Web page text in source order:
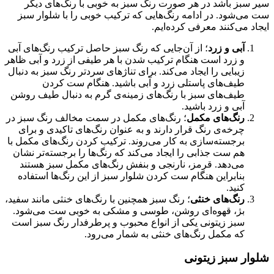
سیر سبز باشد در هر صورت رنگ سبز به خوبی با رنگ‌های دیگر
ست می‌شود. در ادامه رنگ‌هایی که ترکیب خوبی را با شلوار سبز
ایجاد می‌کنند معرفی کرده‌ایم.
آبی و زرد؛ از آن‌جایی که رنگ سبز حاصل ترکیب رنگ‌های آبی
و زرد است هنگام ترکیب شدن با هر طیفی از زرد و آبی ظاهر
زیبایی را ایجاد می‌کند. برای تناژهای سردتر رنگ سبز به دنبال
طیف‌های پاستلی زرد و آبی باشید. هنگام ست کردن
طیف‌های سبز با رنگ‌های زمینه‌ی گرم به دنبال طیف روشن
آبی و زرد باشید.
رنگ‌های مکمل؛ رنگ‌های مکمل در سمت مخالف رنگ سبز در
چرخه‌ی رنگ قرار دارند و به عنوان رنگ‌های تاکیدی و برای
برجسته‌سازی به کار می‌روند. ترکیب کردن رنگ‌های مکمل با
هم ست جذابی را ایجاد می‌کند که رنگ‌ها را برجسته‌تر نشان
می‌دهد. قرمز، نارنجی و بنفش رنگ‌های مکمل سبز هستند
بنابراین هنگام ست کردن شلوار سبز از این رنگ‌ها استفاده
کنید.
رنگ‌های خنثی؛ رنگ سبز همچنین با رنگ‌های خنثی مانند سفید،
بژ، قهوه‌ای روشن، طوسی و مشکی به خوبی ست می‌شود.
سبز زیتونی یکی از انواع محبوب و پرطرفدار رنگ سبز است
که مکمل رنگ‌های خنثی به شمار می‌رود.
شلوار سبز زیتونی